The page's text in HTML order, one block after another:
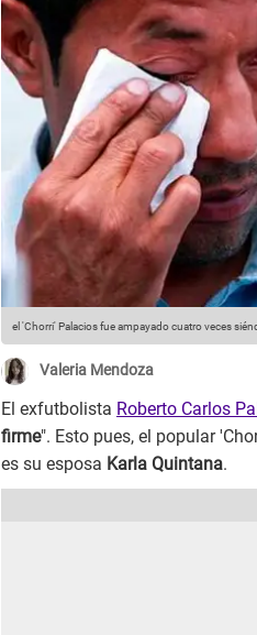
el 'Chorri' Palacios fue ampayado cuatro veces
Valeria Mendoza
El exfutbolista Roberto Carlos
firme". Esto pues, el popular
es su esposa Karla Quintana.